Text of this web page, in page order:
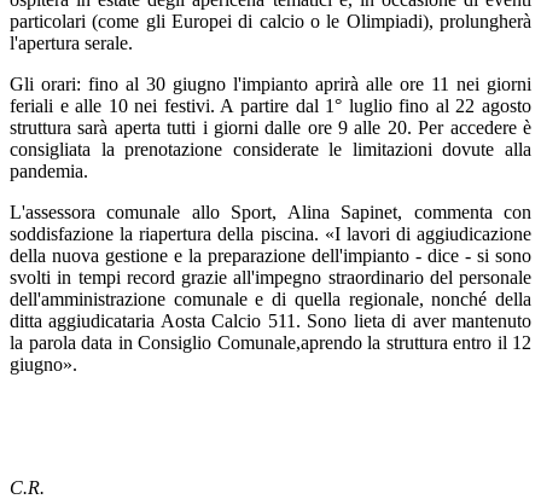
particolari (come gli Europei di calcio o le Olimpiadi), prolungherà
l'apertura serale.
Gli orari: fino al 30 giugno l'impianto aprirà alle ore 11 nei giorni
feriali e alle 10 nei festivi. A partire dal 1° luglio fino al 22 agosto
struttura sarà aperta tutti i giorni dalle ore 9 alle 20. Per accedere è
consigliata la prenotazione considerate le limitazioni dovute alla
pandemia.
L'assessora comunale allo Sport, Alina Sapinet, commenta con
soddisfazione la riapertura della piscina. «I lavori di aggiudicazione
della nuova gestione e la preparazione dell'impianto - dice - si sono
svolti in tempi record grazie all'impegno straordinario del personale
dell'amministrazione comunale e di quella regionale, nonché della
ditta aggiudicataria Aosta Calcio 511. Sono lieta di aver mantenuto
la parola data in Consiglio Comunale,aprendo la struttura entro il 12
giugno».
C.R.